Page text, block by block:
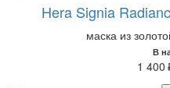
Hera Signia
маска из
В
1 400